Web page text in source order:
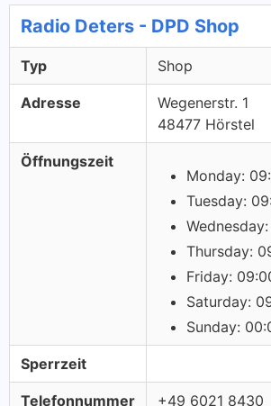
Radio Deters - DPD Shop
Typ Shop
Adresse
Wegenerstr. 1
48477 Hörstel
Öffnungszeit
Monday:
Tuesday:
Thursday:
Friday:
Saturday:
Sunday:
Sperrzeit
Telefonnummer +49 6021 8430